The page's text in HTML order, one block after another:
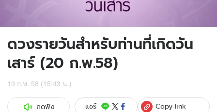
ดวงรายวันสำหรับท่านที่เกิดวัน
เสาร์ (20 ก.พ.58)
19 ก.พ. 58 (15:43 น.)
กดฟัง แชร์ Copy link